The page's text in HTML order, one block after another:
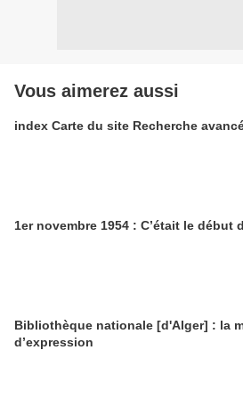
Vous aimerez aussi
index Carte du site Recherche
1er novembre 1954 : C’était le début
Bibliothèque nationale [d'Alger] : la
d’expression